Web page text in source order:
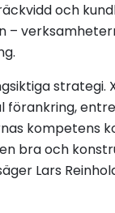
och
–
strategi.
förankring,
kompetens
bra och
Lars